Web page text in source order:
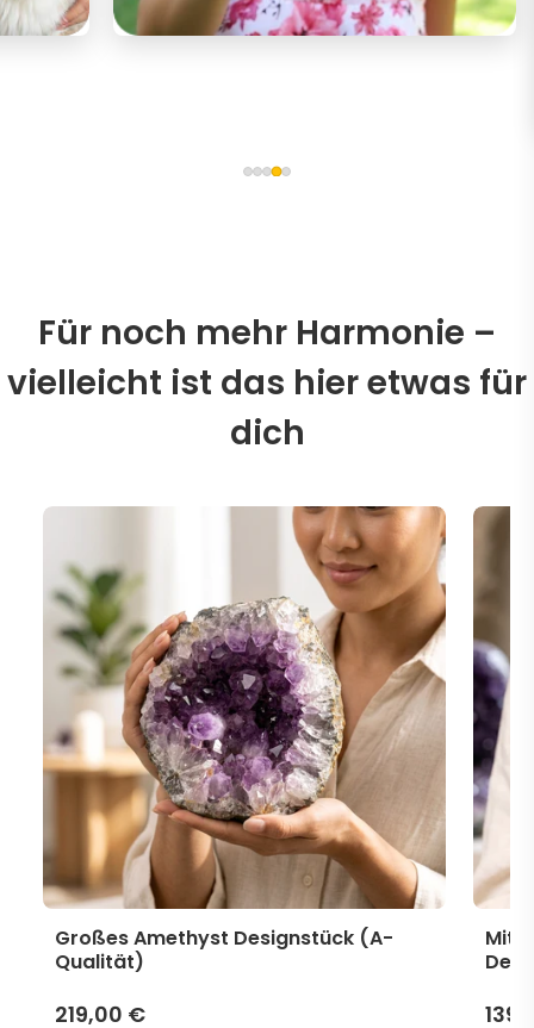
Für noch mehr Harmonie –
vielleicht ist das hier etwas für
dich
Großes Amethyst Designstück (A-
Qualität)
219,00 €